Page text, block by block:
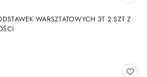
WARSZTATOWYCH 3T 2 SZT Z